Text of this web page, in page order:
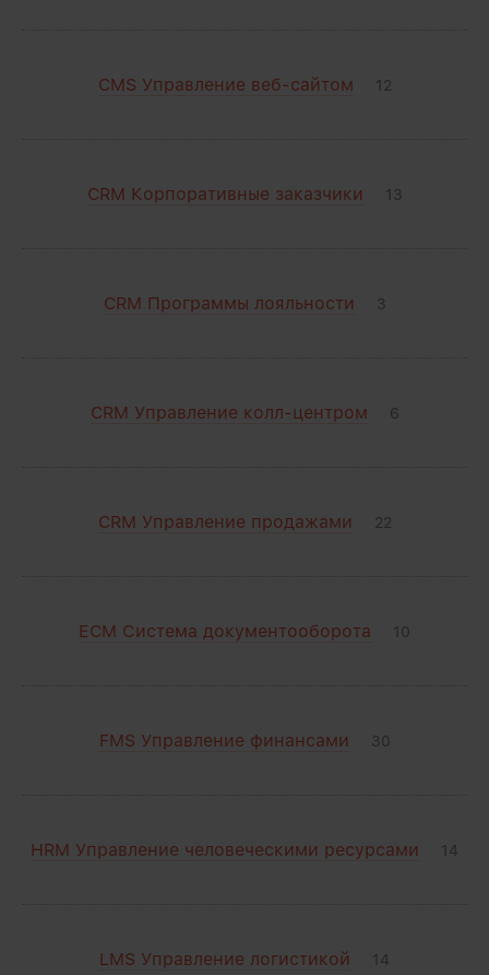
CMS Управление веб-сайтом 12
CRM Корпоративные заказчики 13
CRM Программы лояльности 3
CRM Управление колл-центром 6
CRM Управление продажами 22
ECM Система документооборота 10
FMS Управление финансами 30
HRM Управление человеческими ресурсами 14
LMS Управление логистикой 14